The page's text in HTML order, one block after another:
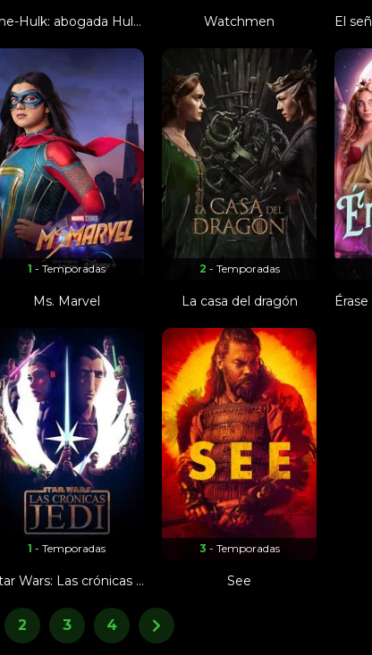
She-Hulk: abogada Hulka Watchmen
1- Temporadas
Ms. Marvel
2 - Temporadas
La casa del dragón
1- Temporadas
Star Wars: Las crónicas jedi
3 - Temporadas
See
2 3 4